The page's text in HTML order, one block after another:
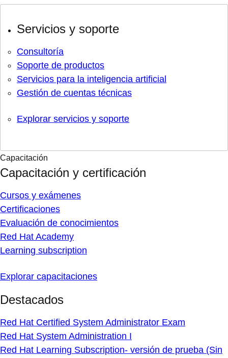
Servicios y soporte
Consultoría
Soporte de productos
Servicios para la inteligencia artificial
Gestión de cuentas técnicas
Explorar servicios y soporte
Capacitación
Capacitación y certificación
Cursos y exámenes
Certificaciones
Evaluación de conocimientos
Red Hat Academy
Learning subscription
Explorar capacitaciones
Destacados
Red Hat Certified System Administrator Exam
Red Hat System Administration I
Red Hat Learning Subscription- versión de prueba (Sin